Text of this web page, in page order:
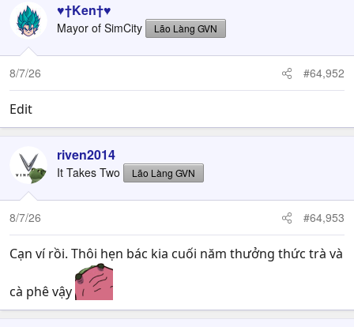
♥†Ken†♥
Mayor of SimCity Lão Làng GVN
8/7/26 #64,952
Edit
riven2014
It Takes Two Lão Làng GVN
8/7/26 #64,953
Cạn ví rồi. Thôi hẹn bác kia cuối năm thưởng thức trà và
cà phê vậy